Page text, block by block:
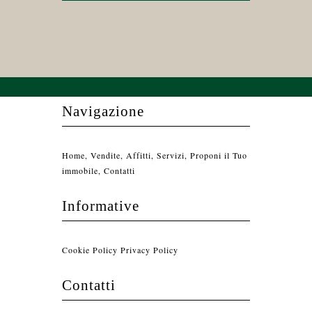
Navigazione
Home, Vendite, Affitti, Servizi, Proponi il Tuo
immobile, Contatti
Informative
Cookie Policy Privacy Policy
Contatti